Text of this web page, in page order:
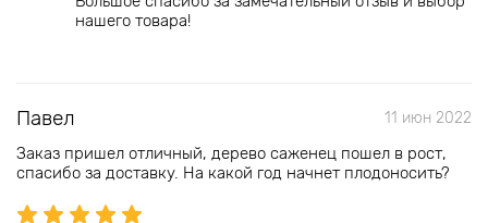
нашего товара!
Павел 11 июн 2022
Заказ пришел отличный, дерево саженец пошел в рост,
спасибо за доставку. На какой год начнет плодоносить?